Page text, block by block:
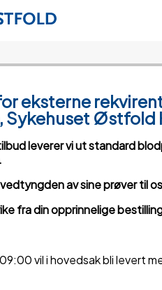
eksterne
Østfold
leverer vi ut standard
av sine prøver til
fra din opprinnelige
vil i hovedsak bli levert